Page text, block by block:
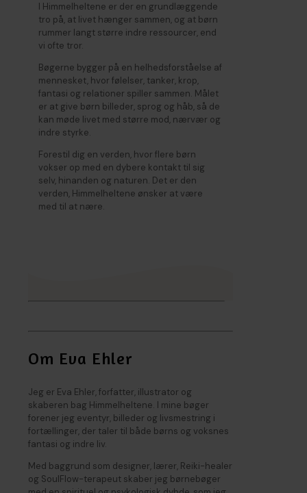
I Himmelheltene er der en grundlæggende
tro på, at livet hænger sammen, og at børn
rummer langt større indre ressourcer, end
vi ofte tror.
Bøgerne bygger på en helhedsforståelse af
mennesket, hvor følelser, tanker, krop,
fantasi og relationer spiller sammen. Målet
er at give børn billeder, sprog og håb, så de
kan møde livet med større mod, nærvær og
indre styrke.
Forestil dig en verden, hvor flere børn
vokser op med en dybere kontakt til sig
selv, hinanden og naturen. Det er den
verden, Himmelheltene ønsker at være
med til at nære.
Om Eva Ehler
Jeg er Eva Ehler, forfatter, illustrator og
skaberen bag Himmelheltene. I mine bøger
forener jeg eventyr, billeder og livsmestring i
fortællinger, der taler til både børns og voksnes
fantasi og indre liv.
Med baggrund som designer, lærer, Reiki-healer
og SoulFlow-terapeut skaber jeg børnebøger